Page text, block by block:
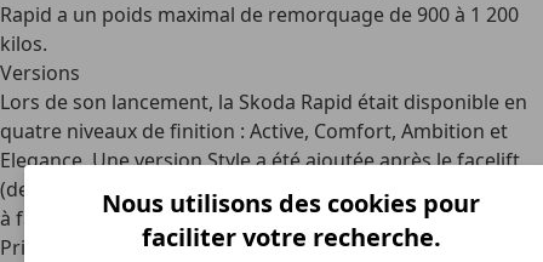
Rapid a un poids maximal de remorquage de 900 à 1 200
kilos.
Versions
Lors de son lancement, la Skoda Rapid était disponible en
quatre niveaux de finition : Active, Comfort, Ambition et
Elegance. Une version Style a été ajoutée après le facelift
(de 2017 à 2019). Dans tous les cas, les options étaient tout
à fait abordables.
Prix neufs et d’occasion
Nous utilisons des cookies pour
faciliter votre recherche.